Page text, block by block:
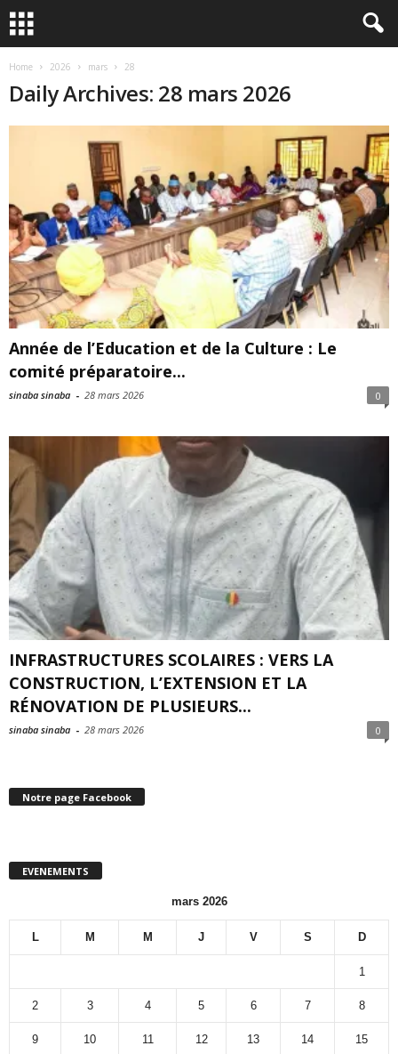
Home 2026 mars 28
Daily Archives: 28 mars 2026
Année de l’Education et de la Culture : Le
comité préparatoire...
sinaba sinaba - 28 mars 2026 0
INFRASTRUCTURES SCOLAIRES : VERS LA
CONSTRUCTION, L’EXTENSION ET LA
RÉNOVATION DE PLUSIEURS...
sinaba sinaba - 28 mars 2026 0
Notre page Facebook
EVENEMENTS
mars 2026
L M M J V S D
1
2 3 4 5 6 7 8
9 10 11 12 13 14 15